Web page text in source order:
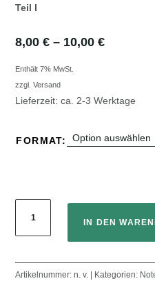
Teil I
8,00€ – 10,00€
Enthält 7% MwSt.
zzgl.Versand
Lieferzeit: ca. 2-3 Werktage
FORMAT
Ehr
Lied
IN DEN
Artikelnummer:n. v. Kategorien: